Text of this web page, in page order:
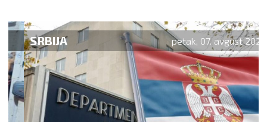
SRBIJA petak, 07. avgust 2026.